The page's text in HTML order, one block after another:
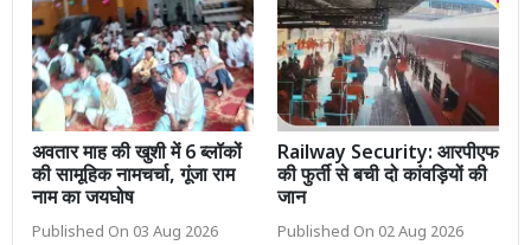
अवतार माह की खुशी में 6 ब्लॉकों
की सामूहिक नामचर्चा, गूंजा राम
नाम का जयघोष
Published On 03 Aug 2026
Railway Security: आरपीएफ
की फुर्ती से बची दो कांवड़ियों की
जान
Published On 02 Aug 2026